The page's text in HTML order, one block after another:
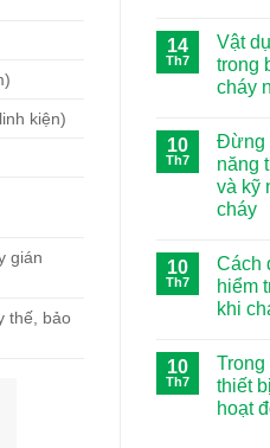
kiện)
gián
thế, bảo
bình
luận
ở
Những
khi
thoát
hiểm
chung
cư
khi
cháy
nổ
mà
90%
cư
lầm
tưởng
14
Th7
Vật
trong
cháy
bình
luận
ở
Vật
dụng
bắt
có
trong
bộ
dụng
hiểm
cháy
nổ
gia
đình
10
Th7
Đừng
năng
và kỹ
cháy
bình
luận
ở
Đừng
Học
ngay
kỹ
năng
thoát
10
Th7
Cách
hiểm
khi
bình
luận
ở
Cách
10
Th7
Trong
thiết
hoạt